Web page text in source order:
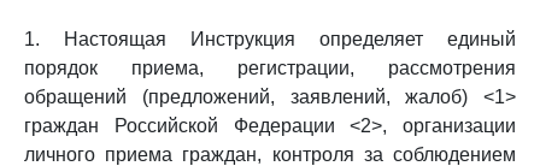
1. Настоящая Инструкция определяет единый
порядок приема, регистрации, рассмотрения
обращений (предложений, заявлений, жалоб) <1>
граждан Российской Федерации <2>, организации
личного приема граждан, контроля за соблюдением